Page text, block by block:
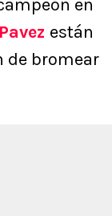
en
están
de bromear